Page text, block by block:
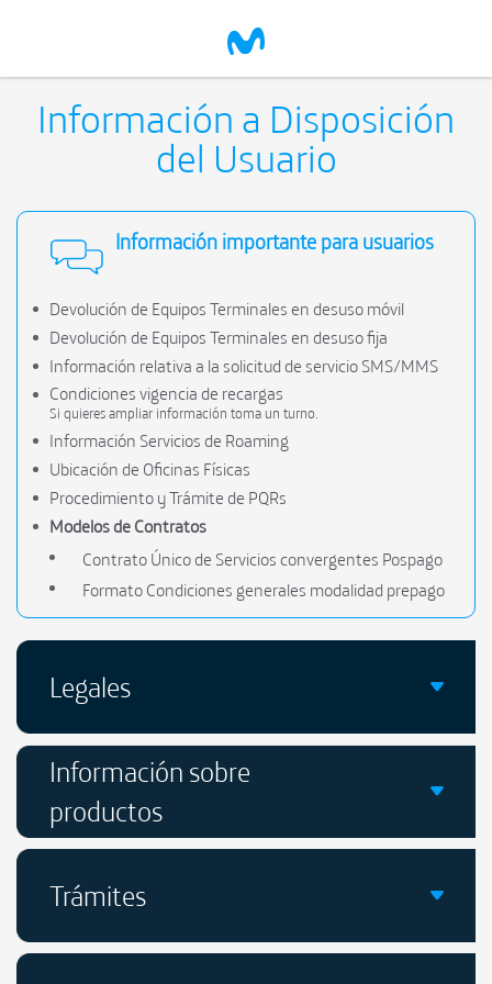
Información a Disposición
del Usuario
Información importante para usuarios
Devolución de Equipos Terminales en desuso móvil
Devolución de Equipos Terminales en desuso fija
Información relativa a la solicitud de servicio SMS/MMS
Condiciones vigencia de recargas
Si quieres ampliar información toma un turno.
Información Servicios de Roaming
Ubicación de Oficinas Físicas
Procedimiento y Trámite de PQRs
Modelos de Contratos
Contrato Único de Servicios convergentes Pospago
Formato Condiciones generales modalidad prepago
Legales
Información sobre
productos
Trámites